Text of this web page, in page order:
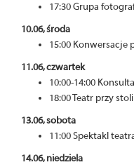
17:30 Grupa
10.06, środa
15:00 Konwersacje
11.06, czwartek
10:00-14:00
18:00 Teatr przy
13.06, sobota
11:00 Spektakl
14.06, niedziela